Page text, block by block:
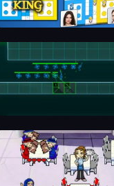
Ludo King